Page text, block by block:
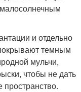
и отдельно
темным
мульчи,
чтобы не дать
пространство.